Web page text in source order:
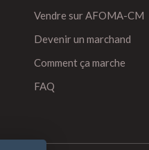
Vendre sur AFOMA-CM
Devenir un marchand
Comment ça marche
FAQ